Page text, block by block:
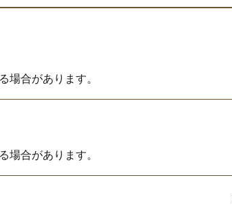
場合があります。
場合があります。